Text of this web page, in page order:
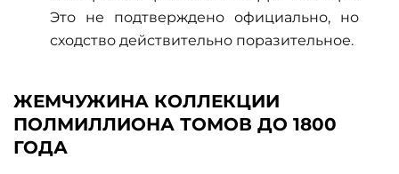
Это не подтверждено официально, но
сходство действительно поразительное.
ЖЕМЧУЖИНА КОЛЛЕКЦИИ
ПОЛМИЛЛИОНА ТОМОВ ДО 1800
ГОДА